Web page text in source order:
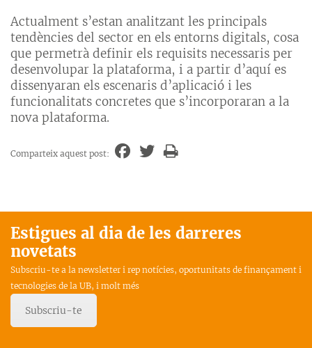
Actualment s’estan analitzant les principals
tendències del sector en els entorns digitals, cosa
que permetrà definir els requisits necessaris per
desenvolupar la plataforma, i a partir d’aquí es
dissenyaran els escenaris d’aplicació i les
funcionalitats concretes que s’incorporaran a la
nova plataforma.
Comparteix aquest post:
Estigues al dia de les darreres
novetats
Subscriu-te a la newsletter i rep notícies, oportunitats de finançament i
tecnologies de la UB, i molt més
Subscriu-te